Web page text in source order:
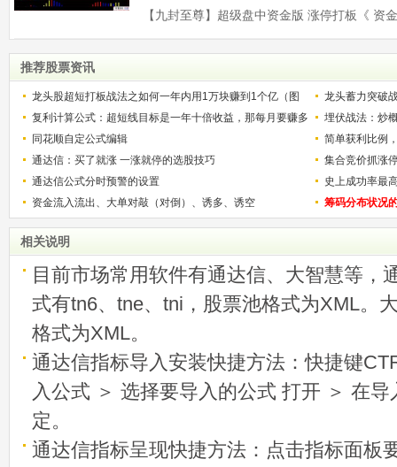
推荐股票资讯
龙头股超短打板战法之如何一年内用1万块赚到1个亿（图
解）
龙头蓄力突破
的技巧（图解
复利计算公式：超短线目标是一年十倍收益，那每月要赚多
少？
埋伏战法：炒
同花顺自定公式编辑
简单获利比例
用
通达信：买了就涨 一涨就停的选股技巧
集合竞价抓涨
通达信公式分时预警的设置
史上成功率最
称选股法宝！
资金流入流出、大单对敲（对倒）、诱多、诱空 筹码分布状况
相关说明
目前市场常用软件有通达信、大智慧等，
式有tn6、tne、tni，股票池格式为XML。
格式为XML。
通达信指标导入安装快捷方法：快捷键
入公式 ＞ 选择要导入的公式 打开 ＞ 在
定。
通达信指标呈现快捷方法：点击指标面板